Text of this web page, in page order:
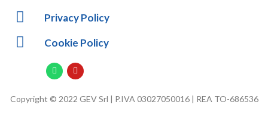
Privacy Policy
Cookie Policy
Copyright © 2022 GEV Srl | P.IVA 03027050016 | REA TO-686536